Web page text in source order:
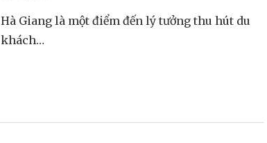
Hà Giang là một điểm đến lý tưởng thu hút du
khách…